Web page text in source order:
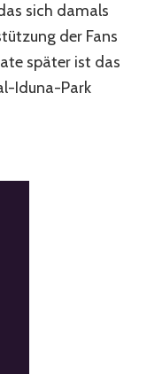
sich damals
der Fans
später ist das
Iduna-Park